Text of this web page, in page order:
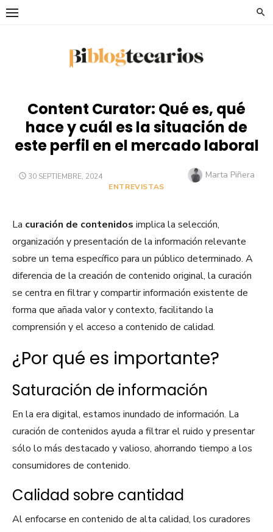
Saltar
Content Curator: Qué es, qué
hace y cuál es la situación de
este perfil en el mercado laboral
PUBLICADO
30 SEPTIEMBRE, 2024 Autor
Marta Piñera
ENTREVISTAS
La curación de contenidos implica la selección,
organización y presentación de la información relevante
sobre un tema específico para un público determinado. A
diferencia de la creación de contenido original, la curación
se centra en filtrar y compartir información existente de
forma que añada valor y contexto, facilitando la
comprensión y el acceso a contenido de calidad.
¿Por qué es importante?
Saturación de información
En la era digital, estamos inundado de información. La
curación de contenidos ayuda a filtrar el ruido y presentar
sólo lo más destacado y valioso, ahorrando tiempo a los
consumidores de contenido.
Calidad sobre cantidad
Al enfocarse en contenido de alta calidad, los curadores